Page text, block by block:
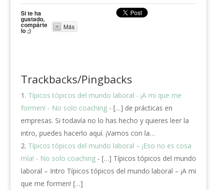
Si te ha
gustado,
compárte
lo ;) Más
Trackbacks/Pingbacks
Típicos tópicos del mundo laboral - ¡A mi que me
formen! - No solo coaching- […] de prácticas en
empresas. Si todavía no lo has hecho y quieres leer la
intro, puedes hacerlo aquí. ¡Vamos con la…
Típicos tópicos del mundo laboral – ¡Eso no es cosa
mía! - No solo coaching- […] Típicos tópicos del mundo
laboral – Intro Típicos tópicos del mundo laboral – ¡A mi
que me formen! […]